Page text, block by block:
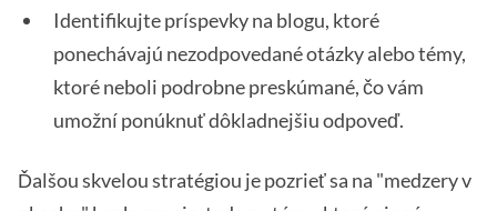
Identifikujte príspevky na blogu, ktoré
ponechávajú nezodpovedané otázky alebo témy,
ktoré neboli podrobne preskúmané, čo vám
umožní ponúknuť dôkladnejšiu odpoveď.
Ďalšou skvelou stratégiou je pozrieť sa na "medzery v